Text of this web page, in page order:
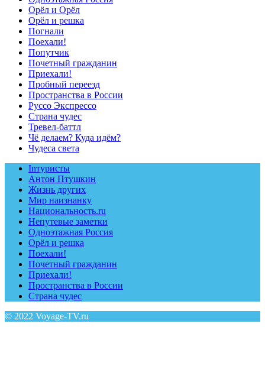
Орёл и Орёл
Орёл и решка
Погнали
Поехали!
Попутчик
Почетный гражданин
Приехали!
Пробный переезд
Пространства в России
Руссо Экспрессо
Страна чудес
Тревел-баттл
Чё делаем? Куда идём?
Чудеса света
Inтуристы
Антон Птушкин
Жизнь других
Мир наизнанку
Национальность.ru
Непутевые заметки
Одноэтажная Россия
Орёл и решка
Поехали!
Почетный гражданин
Приехали!
Пространства в России
Страна чудес
© 2022 Voyage-TV.ru